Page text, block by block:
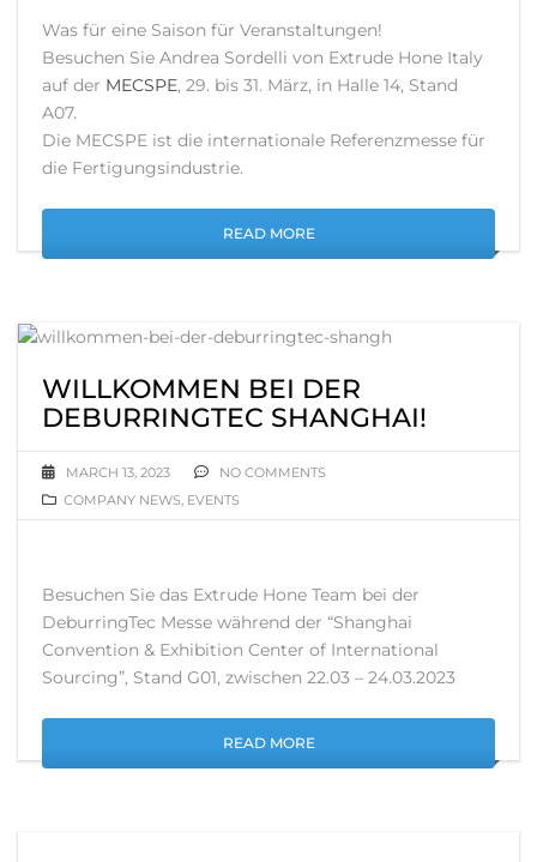
Was für eine Saison für Veranstaltungen!
Besuchen Sie Andrea Sordelli von Extrude Hone Italy
auf der MECSPE, 29. bis 31. März, in Halle 14, Stand
A07.
Die MECSPE ist die internationale Referenzmesse für
die Fertigungsindustrie.
READ MORE
WILLKOMMEN BEI DER
DEBURRINGTEC SHANGHAI!
MARCH 13, 2023
NO COMMENTS
COMPANY NEWS EVENTS
Besuchen Sie das Extrude Hone Team bei der
DeburringTec Messe während der “Shanghai
Convention & Exhibition Center of International
Sourcing”, Stand G01, zwischen 22.03 – 24.03.2023
READ MORE